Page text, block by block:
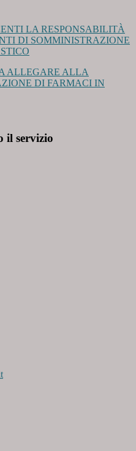
LA RESPONSABILITÀ
DI SOMMINISTRAZIONE
ALLEGARE ALLA
DI FARMACI IN
il servizio